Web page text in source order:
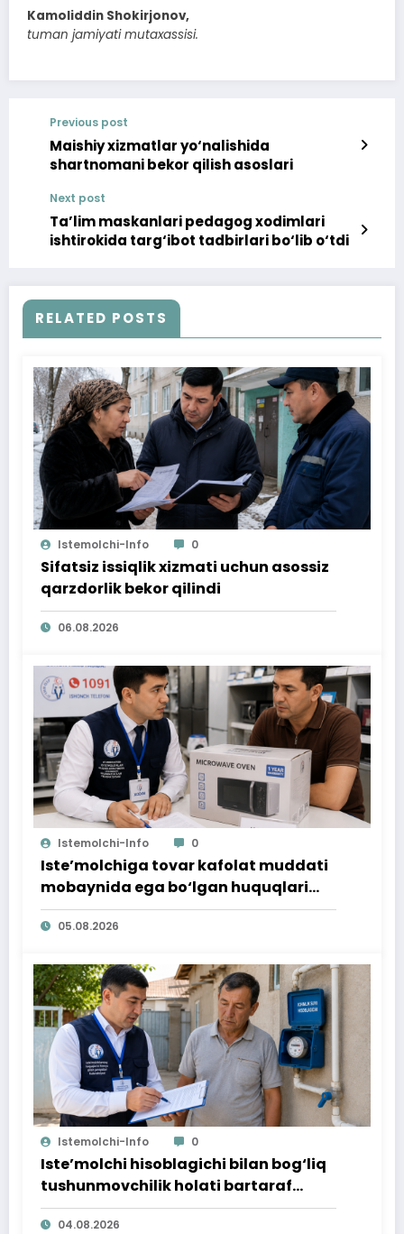
Kamoliddin Shokirjonov,
tuman jamiyati mutaxassisi.
Previous post
Maishiy xizmatlar yo‘nalishida
shartnomani bekor qilish asoslari
Next post
Ta’lim maskanlari pedagog xodimlari
ishtirokida targ‘ibot tadbirlari bo‘lib o‘tdi
RELATED POSTS
Istemolchi-Info 0
Sifatsiz issiqlik xizmati uchun asossiz
qarzdorlik bekor qilindi
06.08.2026
Istemolchi-Info 0
Iste’molchiga tovar kafolat muddati
mobaynida ega bo‘lgan huquqlari
ta’minlab berildi
05.08.2026
Istemolchi-Info 0
Iste’molchi hisoblagichi bilan bog‘liq
tushunmovchilik holati bartaraf
qilindi
04.08.2026